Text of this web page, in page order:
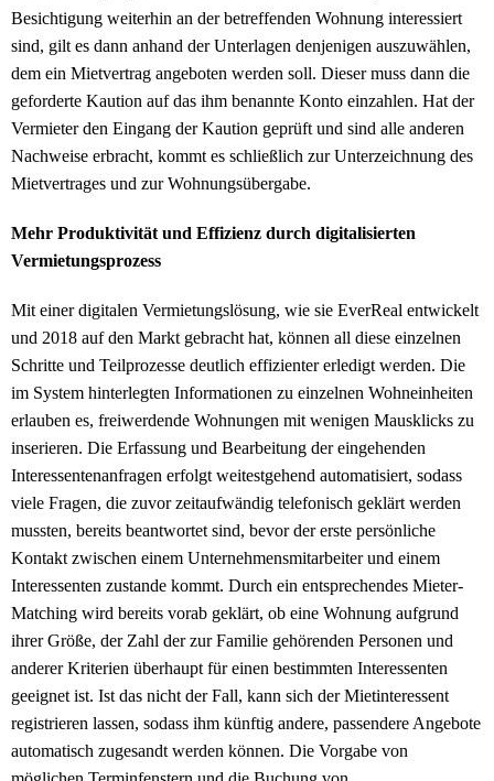
Besichtigung weiterhin an der betreffenden Wohnung interessiert
sind, gilt es dann anhand der Unterlagen denjenigen auszuwählen,
dem ein Mietvertrag angeboten werden soll. Dieser muss dann die
geforderte Kaution auf das ihm benannte Konto einzahlen. Hat der
Vermieter den Eingang der Kaution geprüft und sind alle anderen
Nachweise erbracht, kommt es schließlich zur Unterzeichnung des
Mietvertrages und zur Wohnungsübergabe.
Mehr Produktivität und Effizienz durch digitalisierten
Vermietungsprozess
Mit einer digitalen Vermietungslösung, wie sie EverReal entwickelt
und 2018 auf den Markt gebracht hat, können all diese einzelnen
Schritte und Teilprozesse deutlich effizienter erledigt werden. Die
im System hinterlegten Informationen zu einzelnen Wohneinheiten
erlauben es, freiwerdende Wohnungen mit wenigen Mausklicks zu
inserieren. Die Erfassung und Bearbeitung der eingehenden
Interessentenanfragen erfolgt weitestgehend automatisiert, sodass
viele Fragen, die zuvor zeitaufwändig telefonisch geklärt werden
mussten, bereits beantwortet sind, bevor der erste persönliche
Kontakt zwischen einem Unternehmensmitarbeiter und einem
Interessenten zustande kommt. Durch ein entsprechendes Mieter-
Matching wird bereits vorab geklärt, ob eine Wohnung aufgrund
ihrer Größe, der Zahl der zur Familie gehörenden Personen und
anderer Kriterien überhaupt für einen bestimmten Interessenten
geeignet ist. Ist das nicht der Fall, kann sich der Mietinteressent
registrieren lassen, sodass ihm künftig andere, passendere Angebote
automatisch zugesandt werden können. Die Vorgabe von